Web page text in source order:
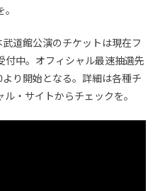
道館公演のチケットは現在フ
付中。オフィシャル最速抽選先
り開始となる。詳細は各種チ
・サイトからチェックを。